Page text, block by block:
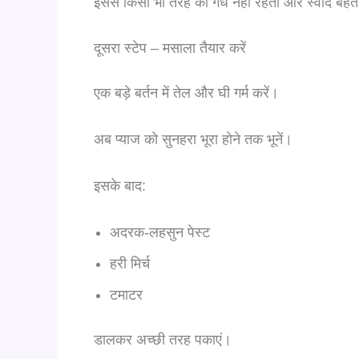
दूसरा स्टेप – मसाला तैयार करें
एक बड़े बर्तन में तेल और घी गर्म करें।
अब प्याज को सुनहरा भूरा होने तक भूनें।
इसके बाद:
अदरक-लहसुन पेस्ट
हरी मिर्च
टमाटर
डालकर अच्छी तरह पकाएं।